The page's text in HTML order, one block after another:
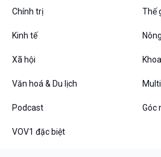
Đối
Chính trị Thế
Kinh tế
Xã hội
Văn hoá & Du lịch
Podcast Góc
VOV1 đặc biệt